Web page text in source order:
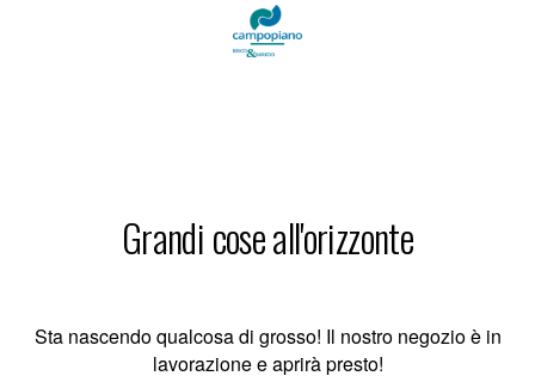
Grandi cose all'orizzonte
Sta nascendo qualcosa di grosso! Il nostro negozio è in
lavorazione e aprirà presto!